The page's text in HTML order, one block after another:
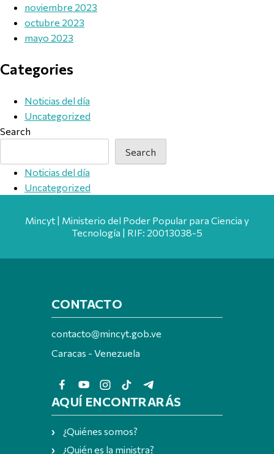
noviembre 2023
octubre 2023
mayo 2023
Categories
Noticias del día
Uncategorized
Search
Search
Noticias del día
Uncategorized
Mincyt | Ministerio del Poder Popular para Ciencia y
Tecnología | RIF: 20013038-5
CONTACTO
contacto@mincyt.gob.ve
Caracas - Venezuela
AQUÍ ENCONTRARÁS
¿Quiénes somos?
¿Quién es la ministra?